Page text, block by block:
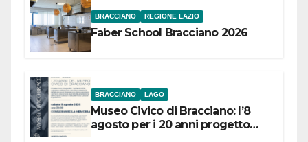
BRACCIANO REGIONE LAZIO
Faber School Bracciano 2026
BRACCIANO LAGO
Museo Civico di Bracciano: l’8
agosto per i 20 anni progetto